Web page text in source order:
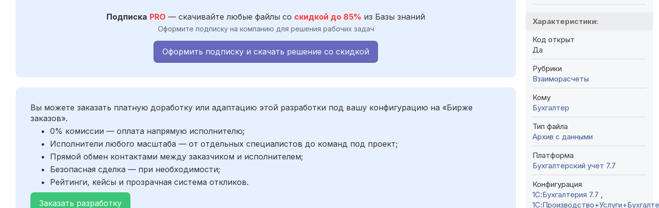
Подписка PRO — скачивайте любые файлы со скидкой до 85% из Базы знаний
Оформите подписку на компанию для решения рабочих задач
Оформить подписку и скачать решение со скидкой
Вы можете заказать платную доработку или адаптацию этой разработки под вашу конфигурацию на «Бирже
заказов».
0% комиссии — оплата напрямую исполнителю;
Исполнители любого масштаба — от отдельных специалистов до команд под проект;
Прямой обмен контактами между заказчиком и исполнителем;
Безопасная сделка — при необходимости;
Рейтинги, кейсы и прозрачная система откликов.
Заказать разработку
Характеристики:
Код открыт
Да
Рубрики
Взаиморасчеты
Кому
Бухгалтер
Тип файла
Архив с данными
Платформа
Бухгалтерский учет 7.7
Конфигурация
1С:Бухгалтерия 7.7